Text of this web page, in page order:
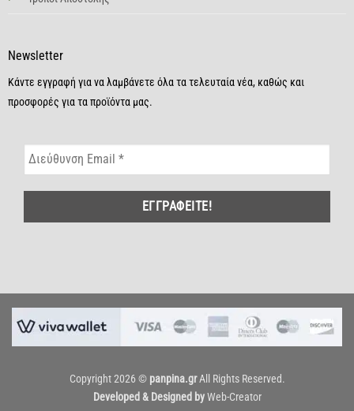
Newsletter
Κάντε εγγραφή για να λαμβάνετε όλα τα τελευταία νέα, καθώς και
προσφορές για τα προϊόντα μας.
Copyright 2026 © panpina.grAll Rights Reserved.
Developed & Designed byWeb-Creator